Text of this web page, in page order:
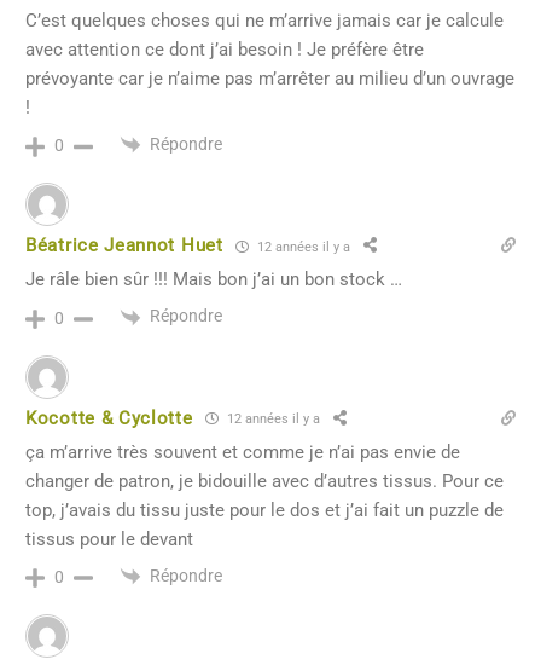
C’est quelques choses qui ne m’arrive jamais car je calcule
avec attention ce dont j’ai besoin ! Je préfère être
prévoyante car je n’aime pas m’arrêter au milieu d’un ouvrage
!
0 Répondre
Béatrice Jeannot Huet 12 années il y a
Je râle bien sûr !!! Mais bon j’ai un bon stock …
0 Répondre
Kocotte & Cyclotte 12 années il y a
ça m’arrive très souvent et comme je n’ai pas envie de
changer de patron, je bidouille avec d’autres tissus. Pour ce
top, j’avais du tissu juste pour le dos et j’ai fait un puzzle de
tissus pour le devant
0 Répondre